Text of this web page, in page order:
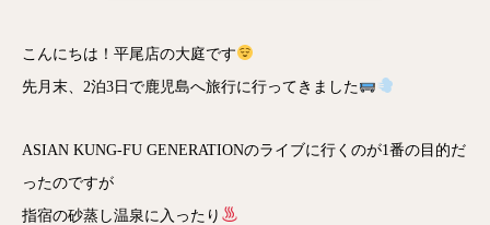
こんにちは！平尾店の大庭です
先月末、2泊3日で鹿児島へ旅行に行ってきました
ASIAN KUNG-FU GENERATIONのライブに行くのが1番の目的だ
ったのですが
指宿の砂蒸し温泉に入ったり